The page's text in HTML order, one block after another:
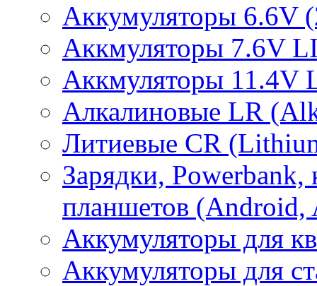
Аккумуляторы 6.6V
Аккмуляторы 7.6V
Аккмуляторы 11.4V
Алкалиновые LR
Литиевые CR
Зарядки, Powerbank,
планшетов (Android,
Аккумуляторы для
Аккумуляторы для